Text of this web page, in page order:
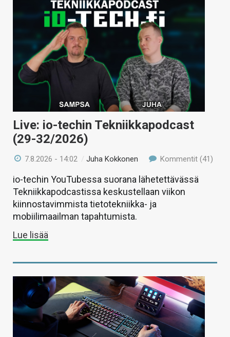
KAUPPA
VAIHDA TEEMA
HAKU
Live: io-techin Tekniikkapodcast
(29-32/2026)
7.8.2026 - 14:02 /Juha Kokkonen Kommentit (41)
io-techin YouTubessa suorana lähetettävässä
Tekniikkapodcastissa keskustellaan viikon
kiinnostavimmista tietotekniikka- ja
mobiilimaailman tapahtumista.
Lue lisää